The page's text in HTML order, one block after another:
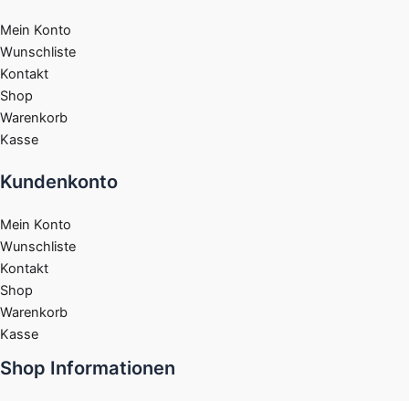
Mein Konto
Wunschliste
Kontakt
Shop
Warenkorb
Kasse
Kundenkonto
Mein Konto
Wunschliste
Kontakt
Shop
Warenkorb
Kasse
Shop Informationen